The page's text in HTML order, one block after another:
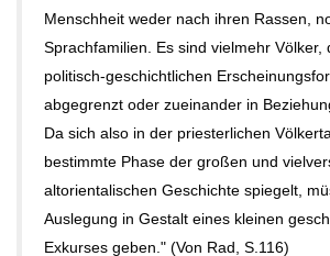
Menschheit weder nach ihren Rassen,
Sprachfamilien. Es sind vielmehr Völker,
politisch-geschichtlichen
abgegrenzt oder zueinander in
Da sich also in der priesterlichen
bestimmte Phase der großen und
altorientalischen Geschichte spiegelt,
Auslegung in Gestalt eines kleinen
Exkurses geben." (Von Rad, S.116)